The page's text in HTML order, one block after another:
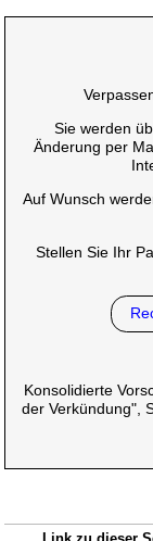
Sie werden
Änderung per
Auf Wunsch
Stellen Sie Ihr
Konsolidierte
der Verkündung",